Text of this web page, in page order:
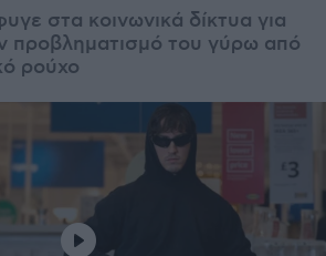
στα κοινωνικά δίκτυα για
προβληματισμό του γύρω από
ρούχο